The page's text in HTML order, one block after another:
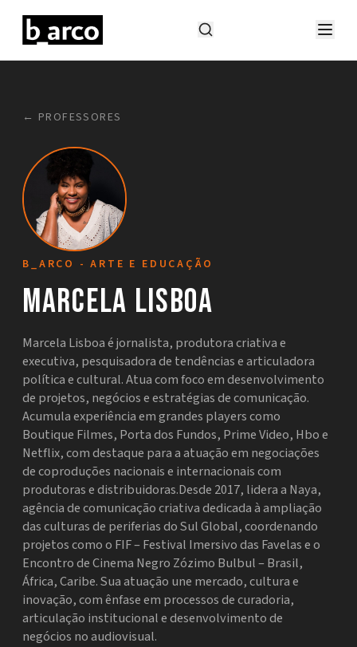
← PROFESSORES
B_ARCO - ARTE E EDUCAÇÃO
Marcela Lisboa
Marcela Lisboa é jornalista, produtora criativa e
executiva, pesquisadora de tendências e articuladora
política e cultural. Atua com foco em desenvolvimento
de projetos, negócios e estratégias de comunicação.
Acumula experiência em grandes players como
Boutique Filmes, Porta dos Fundos, Prime Video, Hbo e
Netflix, com destaque para a atuação em negociações
de coproduções nacionais e internacionais com
produtoras e distribuidoras.Desde 2017, lidera a Naya,
agência de comunicação criativa dedicada à ampliação
das culturas de periferias do Sul Global, coordenando
projetos como o FIF – Festival Imersivo das Favelas e o
Encontro de Cinema Negro Zózimo Bulbul – Brasil,
África, Caribe. Sua atuação une mercado, cultura e
inovação, com ênfase em processos de curadoria,
articulação institucional e desenvolvimento de
negócios no audiovisual.